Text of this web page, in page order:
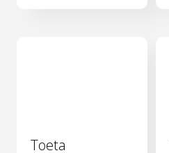
Toeta